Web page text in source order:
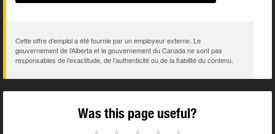
Cette offre d’emploi a été fournie par un employeur externe. Le
gouvernement de l’Alberta et le gouvernement du Canada ne sont pas
responsables de l’exactitude, de l’authenticité ou de la fiabilité du contenu.
Was this page useful?